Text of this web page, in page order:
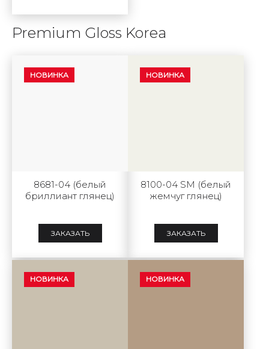
Premium Gloss Korea
НОВИНКА
8681-04 (белый
бриллиант глянец)
ЗАКАЗАТЬ
НОВИНКА
8100-04 SM (белый
жемчуг глянец)
ЗАКАЗАТЬ
НОВИНКА НОВИНКА